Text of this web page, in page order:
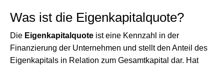
Was ist die Eigenkapitalquote?
Die Eigenkapitalquote ist eine Kennzahl in der
Finanzierung der Unternehmen und stellt den Anteil des
Eigenkapitals in Relation zum Gesamtkapital dar. Hat